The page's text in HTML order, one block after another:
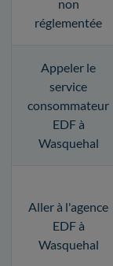
non
réglementée
Appeler le
service
consommateur
EDF à
Wasquehal
Aller à l'agence
EDF à
Wasquehal